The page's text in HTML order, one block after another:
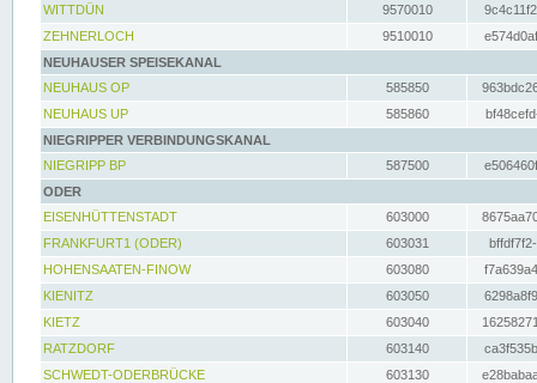
WITTDÜN
9570010
ZEHNERLOCH
9510010
NEUHAUSER SPEISEKANAL
NEUHAUS OP
585850
NEUHAUS UP
585860
NIEGRIPPER VERBINDUNGSKANAL
NIEGRIPP BP
587500
ODER
EISENHÜTTENSTADT
603000
FRANKFURT1 (ODER)
603031
HOHENSAATEN-FINOW
603080
KIENITZ
603050
KIETZ
603040
RATZDORF
603140
SCHWEDT-ODERBRÜCKE
603130